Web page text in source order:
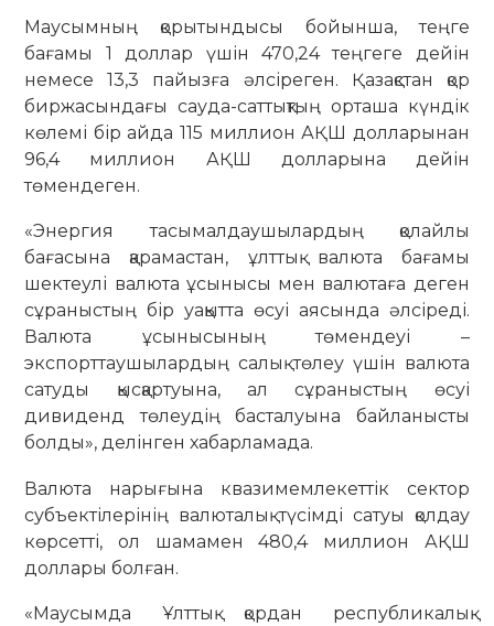
Маусымның қорытындысы бойынша, теңге
бағамы 1 доллар үшін 470,24 теңгеге дейін
немесе 13,3 пайызға әлсіреген. Қазақстан қор
биржасындағы сауда-саттықтың орташа күндік
көлемі бір айда 115 миллион АҚШ долларынан
96,4 миллион АҚШ долларына дейін
төмендеген.
«Энергия тасымалдаушылардың қолайлы
бағасына қарамастан, ұлттық валюта бағамы
шектеулі валюта ұсынысы мен валютаға деген
сұраныстың бір уақытта өсуі аясында әлсіреді.
Валюта ұсынысының төмендеуі –
экспорттаушылардың салық төлеу үшін валюта
сатуды қысқартуына, ал сұраныстың өсуі
дивиденд төлеудің басталуына байланысты
болды», делінген хабарламада.
Валюта нарығына квазимемлекеттік сектор
субъектілерінің валюталық түсімді сатуы қолдау
көрсетті, ол шамамен 480,4 миллион АҚШ
доллары болған.
«Маусымда Ұлттық қордан республикалық